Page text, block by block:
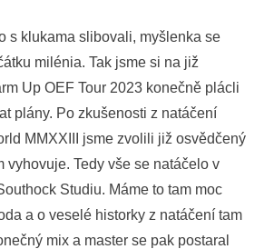
s klukama slibovali, myšlenka se
milénia. Tak jsme si na již
Up OEF Tour 2023 konečně plácli
plány. Po zkušenosti z natáčení
MMXXIII jsme zvolili již osvědčený
vyhovuje. Tedy vše se natáčelo v
Studiu. Máme to tam moc
a o veselé historky z natáčení tam
mix a master se pak postaral